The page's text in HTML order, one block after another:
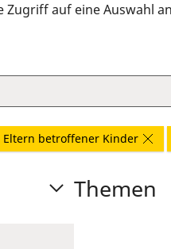
Zugriff auf eine Auswahl
betroffener Kinder
Themen